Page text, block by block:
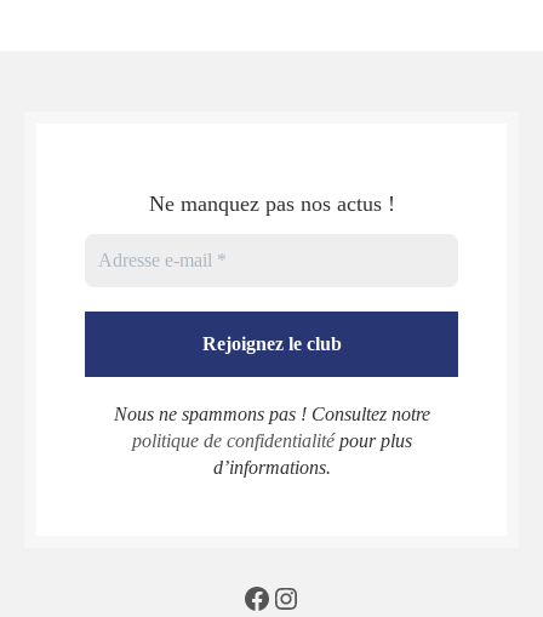
Ne manquez pas nos actus !
Nous ne spammons pas ! Consultez notre
politique de confidentialitépour plus
d’informations.
Facebook
Instagram